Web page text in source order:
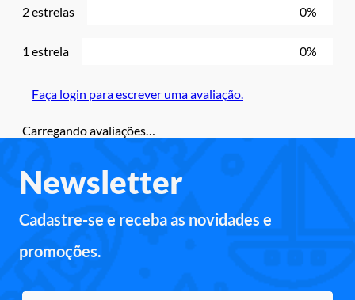
2 estrelas 0%
1 estrela 0%
Faça login para escrever uma avaliação.
Carregando avaliações…
Newsletter
Cadastre-se e receba as novidades e
promoções.